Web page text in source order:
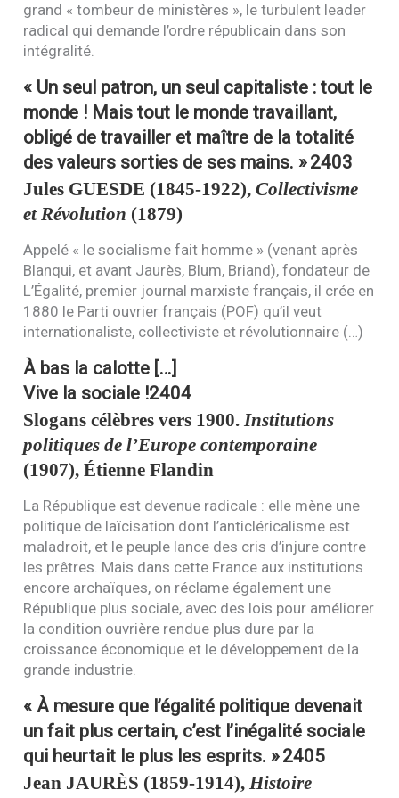
grand « tombeur de ministères », le turbulent leader
radical qui demande l’ordre républicain dans son
intégralité.
« Un seul patron, un seul capitaliste : tout le
monde ! Mais tout le monde travaillant,
obligé de travailler et maître de la totalité
des valeurs sorties de ses mains. »2403
Jules GUESDE (1845-1922),Collectivisme
et Révolution (1879)
Appelé « le socialisme fait homme » (venant après
Blanqui, et avant Jaurès, Blum, Briand), fondateur de
L’Égalité, premier journal marxiste français, il crée en
1880 le Parti ouvrier français (POF) qu’il veut
internationaliste, collectiviste et révolutionnaire (…)
À bas la calotte […]
Vive la sociale !2404
Slogans célèbres vers 1900. Institutions
politiques de l’Europe contemporaine
(1907), Étienne Flandin
La République est devenue radicale : elle mène une
politique de laïcisation dont l’anticléricalisme est
maladroit, et le peuple lance des cris d’injure contre
les prêtres. Mais dans cette France aux institutions
encore archaïques, on réclame également une
République plus sociale, avec des lois pour améliorer
la condition ouvrière rendue plus dure par la
croissance économique et le développement de la
grande industrie.
« À mesure que l’égalité politique devenait
un fait plus certain, c’est l’inégalité sociale
qui heurtait le plus les esprits. »2405
Jean JAURÈS (1859-1914), Histoire